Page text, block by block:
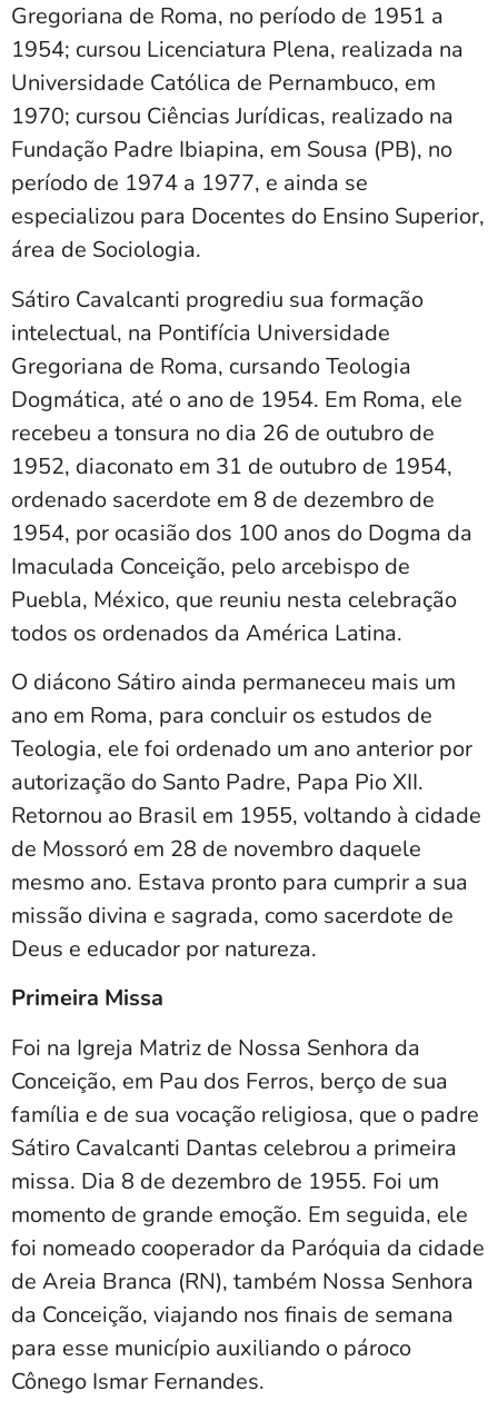
Gregoriana de Roma, no período de 1951 a
1954; cursou Licenciatura Plena, realizada na
Universidade Católica de Pernambuco, em
1970; cursou Ciências Jurídicas, realizado na
Fundação Padre Ibiapina, em Sousa (PB), no
período de 1974 a 1977, e ainda se
especializou para Docentes do Ensino Superior,
área de Sociologia.
Sátiro Cavalcanti progrediu sua formação
intelectual, na Pontifícia Universidade
Gregoriana de Roma, cursando Teologia
Dogmática, até o ano de 1954. Em Roma, ele
recebeu a tonsura no dia 26 de outubro de
1952, diaconato em 31 de outubro de 1954,
ordenado sacerdote em 8 de dezembro de
1954, por ocasião dos 100 anos do Dogma da
Imaculada Conceição, pelo arcebispo de
Puebla, México, que reuniu nesta celebração
todos os ordenados da América Latina.
O diácono Sátiro ainda permaneceu mais um
ano em Roma, para concluir os estudos de
Teologia, ele foi ordenado um ano anterior por
autorização do Santo Padre, Papa Pio XII.
Retornou ao Brasil em 1955, voltando à cidade
de Mossoró em 28 de novembro daquele
mesmo ano. Estava pronto para cumprir a sua
missão divina e sagrada, como sacerdote de
Deus e educador por natureza.
Primeira Missa
Foi na Igreja Matriz de Nossa Senhora da
Conceição, em Pau dos Ferros, berço de sua
família e de sua vocação religiosa, que o padre
Sátiro Cavalcanti Dantas celebrou a primeira
missa. Dia 8 de dezembro de 1955. Foi um
momento de grande emoção. Em seguida, ele
foi nomeado cooperador da Paróquia da cidade
de Areia Branca (RN), também Nossa Senhora
da Conceição, viajando nos finais de semana
para esse município auxiliando o pároco
Cônego Ismar Fernandes.